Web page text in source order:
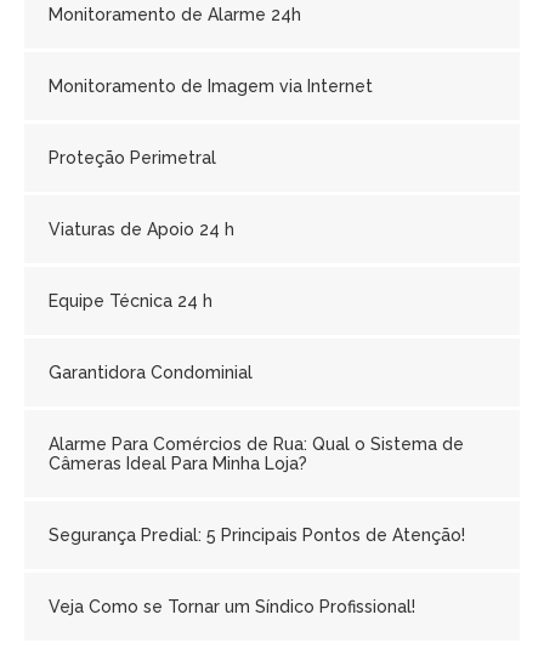
Monitoramento de Alarme 24h
Monitoramento de Imagem via Internet
Proteção Perimetral
Viaturas de Apoio 24 h
Equipe Técnica 24 h
Garantidora Condominial
Alarme Para Comércios de Rua: Qual o Sistema de
Câmeras Ideal Para Minha Loja?
Segurança Predial: 5 Principais Pontos de Atenção!
Veja Como se Tornar um Síndico Profissional!